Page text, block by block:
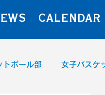
CALENDAR
トボール部 女子バスケ